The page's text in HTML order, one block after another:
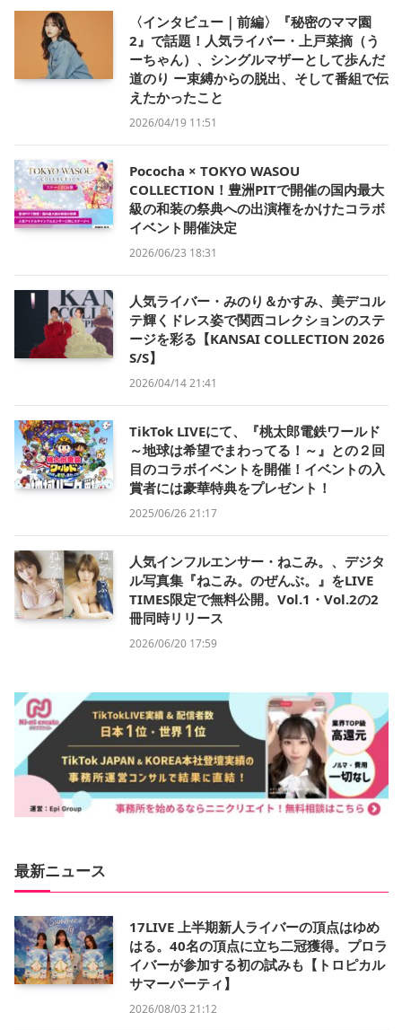
〈インタビュー｜前編〉『秘密のママ園
2』で話題！人気ライバー・上戸菜摘（う
ーちゃん）、シングルマザーとして歩んだ
道のり ー束縛からの脱出、そして番組で伝
えたかったこと
2026/04/19 11:51
Pococha × TOKYO WASOU
COLLECTION！豊洲PITで開催の国内最大
級の和装の祭典への出演権をかけたコラボ
イベント開催決定
2026/06/23 18:31
人気ライバー・みのり＆かすみ、美デコル
テ輝くドレス姿で関西コレクションのステ
ージを彩る【KANSAI COLLECTION 2026
S/S】
2026/04/14 21:41
TikTok LIVEにて、『桃太郎電鉄ワールド
～地球は希望でまわってる！～』との２回
目のコラボイベントを開催！イベントの入
賞者には豪華特典をプレゼント！
2025/06/26 21:17
人気インフルエンサー・ねこみ。、デジタ
ル写真集『ねこみ。のぜんぶ。』をLIVE
TIMES限定で無料公開。Vol.1・Vol.2の2
冊同時リリース
2026/06/20 17:59
最新ニュース
17LIVE 上半期新人ライバーの頂点はゆめ
はる。40名の頂点に立ち二冠獲得。プロラ
イバーが参加する初の試みも【トロピカル
サマーパーティ】
2026/08/03 21:12